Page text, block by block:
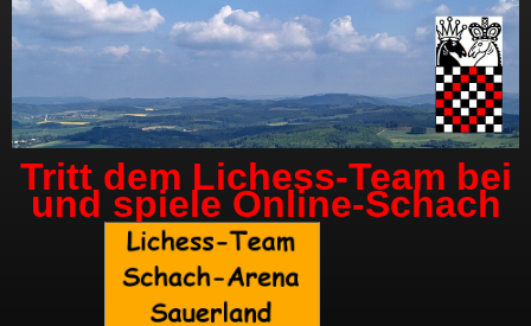
Tritt dem Lichess-Team bei
und spiele Online-Schach